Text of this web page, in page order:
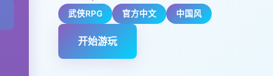
武侠RPG 官方中文 中国风
开始游玩